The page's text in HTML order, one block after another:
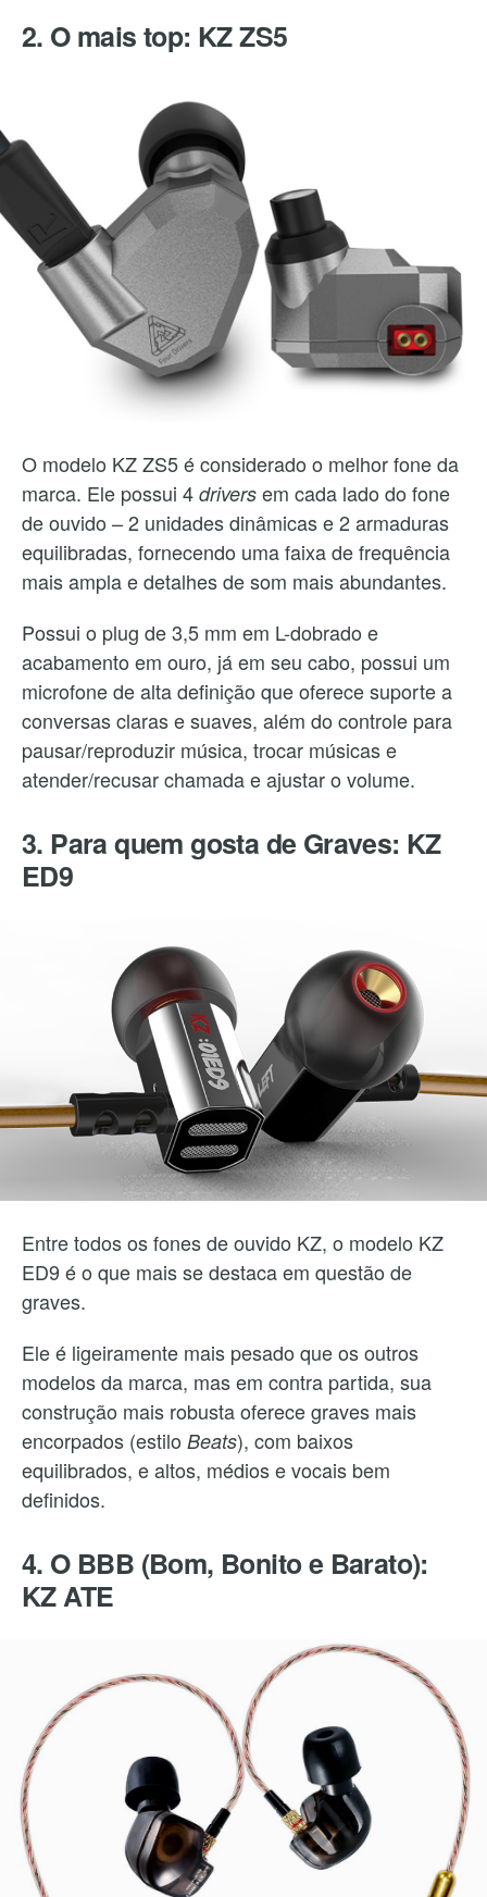
2. O mais top: KZ ZS5
O modelo KZ ZS5 é considerado o melhor fone da
marca. Ele possui 4 drivers em cada lado do fone
de ouvido – 2 unidades dinâmicas e 2 armaduras
equilibradas, fornecendo uma faixa de frequência
mais ampla e detalhes de som mais abundantes.
Possui o plug de 3,5 mm em L-dobrado e
acabamento em ouro, já em seu cabo, possui um
microfone de alta definição que oferece suporte a
conversas claras e suaves, além do controle para
pausar/reproduzir música, trocar músicas e
atender/recusar chamada e ajustar o volume.
3. Para quem gosta de Graves: KZ
ED9
Entre todos os fones de ouvido KZ, o modelo KZ
ED9 é o que mais se destaca em questão de
graves.
Ele é ligeiramente mais pesado que os outros
modelos da marca, mas em contra partida, sua
construção mais robusta oferece graves mais
encorpados (estilo Beats), com baixos
equilibrados, e altos, médios e vocais bem
definidos.
4. O BBB (Bom, Bonito e Barato):
KZ ATE